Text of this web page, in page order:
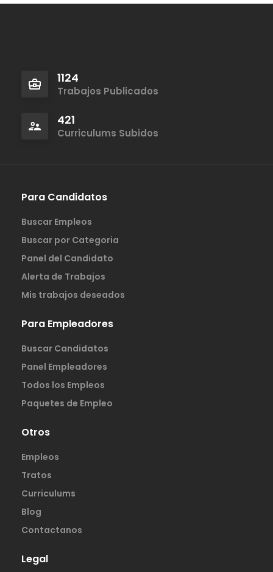
1124
Trabajos Publicados
421
Curriculums Subidos
Para Candidatos
Buscar Empleos
Buscar por Categoria
Panel del Candidato
Alerta de Trabajos
Mis trabajos deseados
Para Empleadores
Buscar Candidatos
Panel Empleadores
Todos los Empleos
Paquetes de Empleo
Otros
Empleos
Tratos
Curriculums
Blog
Contactanos
Legal